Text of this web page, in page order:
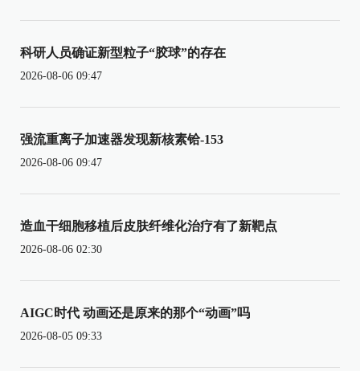
科研人员确证新型粒子“胶球”的存在
2026-08-06 09:47
强流重离子加速器发现新核素铪-153
2026-08-06 09:47
造血干细胞移植后皮肤纤维化治疗有了新靶点
2026-08-06 02:30
AIGC时代 动画还是原来的那个“动画”吗
2026-08-05 09:33